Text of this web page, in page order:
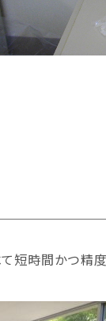
短時間かつ精